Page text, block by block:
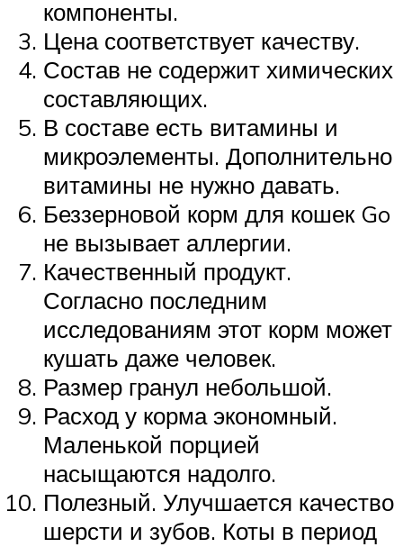
компоненты.
Цена соответствует качеству.
Состав не содержит химических
составляющих.
В составе есть витамины и
микроэлементы. Дополнительно
витамины не нужно давать.
Беззерновой корм для кошек Go
не вызывает аллергии.
Качественный продукт.
Согласно последним
исследованиям этот корм может
кушать даже человек.
Размер гранул небольшой.
Расход у корма экономный.
Маленькой порцией
насыщаются надолго.
Полезный. Улучшается качество
шерсти и зубов. Коты в период